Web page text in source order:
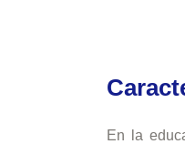
En la